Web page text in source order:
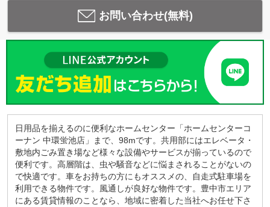
お問い合わせ(無料)
日用品を揃えるのに便利なホームセンター「ホームセンターコ
ーナン 中環蛍池店」まで、98mです。共用部にはエレベータ・
敷地内ごみ置き場など様々な設備やサービスが揃っているので
便利です。高層階は、虫や騒音などに悩まされることがないの
で快適です。車をお持ちの方にもオススメの、自走式駐車場を
利用できる物件です。風通しが良好な物件です。豊中市エリア
にある賃貸情報のことなら、地域に密着した当社へお任せ下さ